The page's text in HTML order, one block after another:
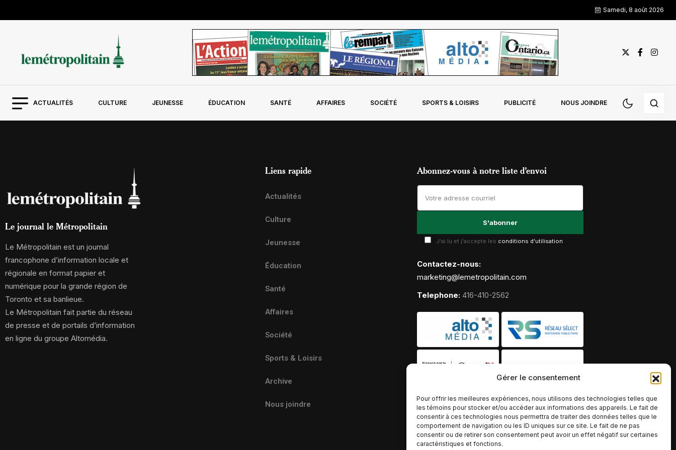
Gérer le consentement
Pour offrir les meilleures expériences, nous utilisons des technologies telles que
les témoins pour stocker et/ou accéder aux informations des appareils. Le fait de
consentir à ces technologies nous permettra de traiter des données telles que le
comportement de navigation ou les ID uniques sur ce site. Le fait de ne pas
consentir ou de retirer son consentement peut avoir un effet négatif sur certaines
caractéristiques et fonctions.
Samedi, 8 août 2026
ACTUALITÉS CULTURE JEUNESSE ÉDUCATION SANTÉ AFFAIRES SOCIÉTÉ SPORTS & LOISIRS PUBLICITÉ NOUS JOINDRE
Le journal le Métropolitain
Le Métropolitain est un journal
francophone d’information locale et
régionale en format papier et
numérique pour la grande région de
Toronto et sa banlieue.
Le Métropolitain fait partie du réseau
de presse et de portails d’information
en ligne du groupe Altomédia.
Liens rapide
Actualités
Culture
Jeunesse
Éducation
Santé
Affaires
Société
Sports & Loisirs
Archive
Nous joindre
Abonnez-vous à notre liste d’envoi
J'ai lu et j'accepte les conditions d'utilisation
Contactez-nous:
marketing@lemetropolitain.com
Telephone: 416-410-2562